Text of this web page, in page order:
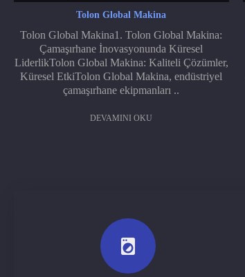
Tolon Global Makina
Tolon Global Makina1. Tolon Global Makina:
Çamaşırhane İnovasyonunda Küresel
LiderlikTolon Global Makina: Kaliteli Çözümler,
Küresel EtkiTolon Global Makina, endüstriyel
çamaşırhane ekipmanları ..
DEVAMINI OKU